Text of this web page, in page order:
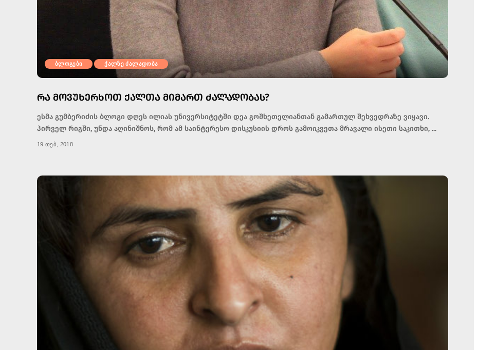
ბლოგები ქალზე ძალადობა
ᲠᲐ ᲛᲝᲕᲣᲮᲔᲠᲮᲝᲗ ᲥᲐᲚᲗᲐ ᲛᲘᲛᲐᲠᲗ ᲫᲐᲚᲐᲓᲝᲑᲐᲡ?
ესმა გუმბერიძის ბლოგი დღეს ილიას უნივერსიტეტში დეა გოშხეთელიანთან გამართულ შეხვედრაზე ვიყავი.
პირველ რიგში, უნდა აღინიშნოს, რომ ამ საინტერესო დისკუსიის დროს გამოიკვეთა მრავალი ისეთი საკითხი, ...
19 თებ, 2018